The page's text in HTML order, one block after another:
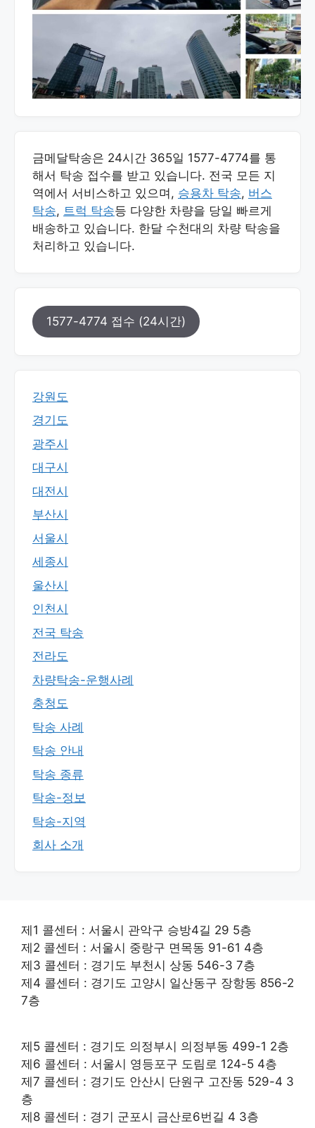
금메달탁송은 24시간 365일 1577-4774를 통
해서 탁송 접수를 받고 있습니다. 전국 모든 지
역에서 서비스하고 있으며, 승용차 탁송, 버스
탁송, 트럭 탁송등 다양한 차량을 당일 빠르게
배송하고 있습니다. 한달 수천대의 차량 탁송을
처리하고 있습니다.
1577-4774 접수 (24시간)
강원도
경기도
광주시
대구시
대전시
부산시
서울시
세종시
울산시
인천시
전국 탁송
전라도
차량탁송-운행사례
충청도
탁송 사례
탁송 안내
탁송 종류
탁송-정보
탁송-지역
회사 소개
제1 콜센터 : 서울시 관악구 승방4길 29 5층
제2 콜센터 : 서울시 중랑구 면목동 91-61 4층
제3 콜센터 : 경기도 부천시 상동 546-3 7층
제4 콜센터 : 경기도 고양시 일산동구 장항동 856-2
7층
제5 콜센터 : 경기도 의정부시 의정부동 499-1 2층
제6 콜센터 : 서울시 영등포구 도림로 124-5 4층
제7 콜센터 : 경기도 안산시 단원구 고잔동 529-4 3
층
제8 콜센터 : 경기 군포시 금산로6번길 4 3층